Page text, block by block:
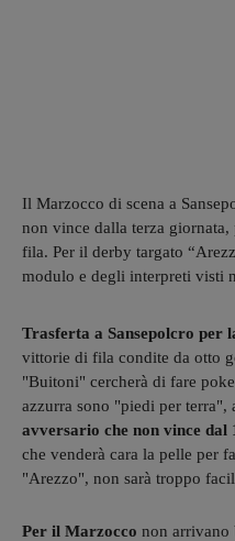
Il Marzocco di scena a
non vince dalla terza giornata,
fila. Per il derby targato
modulo e degli interpreti visti
Trasferta a Sansepolcro per
vittorie di fila condite da otto
"Buitoni" cercherà di fare
azzurra sono "piedi per terra",
avversario che non vince dal
che venderà cara la pelle per
"Arezzo", non sarà troppo
Per il Marzocco non arrivano